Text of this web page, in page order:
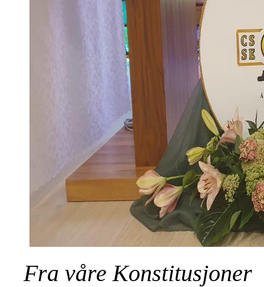
Fra våre Konstitusjoner